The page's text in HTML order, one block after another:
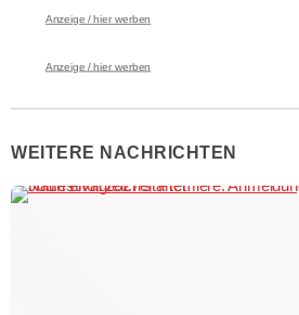
Anzeige / hier werben
Anzeige / hier werben
WEITERE NACHRICHTEN